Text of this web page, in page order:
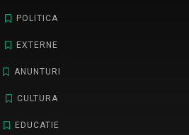
POLITICA
EXTERNE
ANUNTURI
CULTURA
EDUCATIE